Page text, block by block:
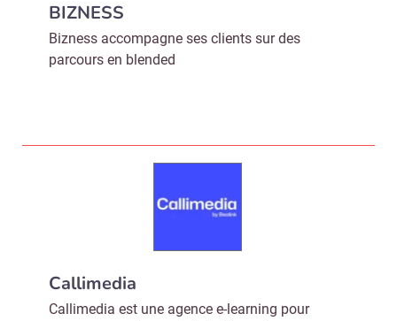
BIZNESS
Bizness accompagne ses clients sur des
parcours en blended
Callimedia
Callimedia est une agence e-learning pour